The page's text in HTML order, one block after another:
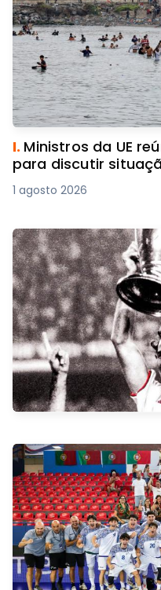
I. Ministros da UE
para discutir
1 agosto 2026